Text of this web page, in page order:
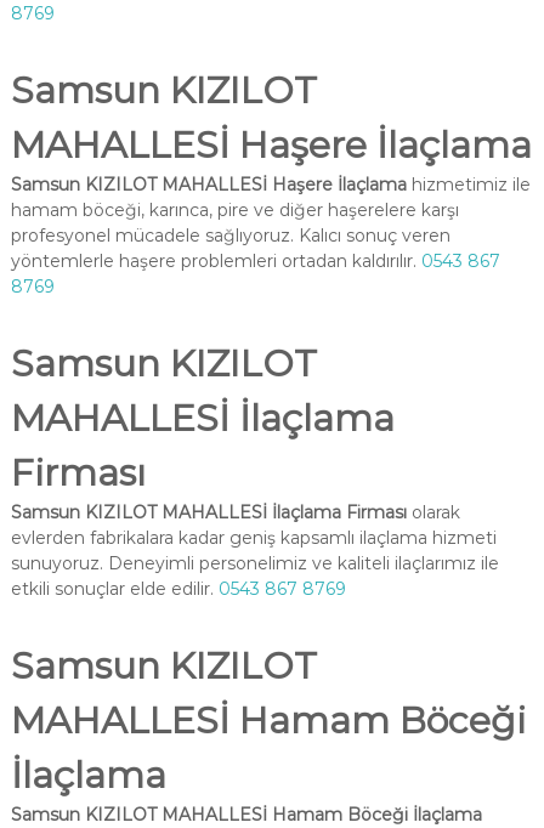
8769
Samsun KIZILOT
MAHALLESİ Haşere İlaçlama
Samsun KIZILOT MAHALLESİ Haşere İlaçlamahizmetimiz ile
hamam böceği, karınca, pire ve diğer haşerelere karşı
profesyonel mücadele sağlıyoruz. Kalıcı sonuç veren
yöntemlerle haşere problemleri ortadan kaldırılır. 0543 867
8769
Samsun KIZILOT
MAHALLESİ İlaçlama
Firması
Samsun KIZILOT MAHALLESİ İlaçlama Firmasıolarak
evlerden fabrikalara kadar geniş kapsamlı ilaçlama hizmeti
sunuyoruz. Deneyimli personelimiz ve kaliteli ilaçlarımız ile
etkili sonuçlar elde edilir. 0543 867 8769
Samsun KIZILOT
MAHALLESİ Hamam Böceği
İlaçlama
Samsun KIZILOT MAHALLESİ Hamam Böceği İlaçlama